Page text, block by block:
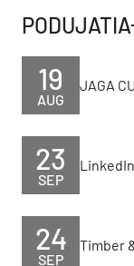
PODUJATIA
AUG
19 JAGA
SEP
23
SEP
24 Timber